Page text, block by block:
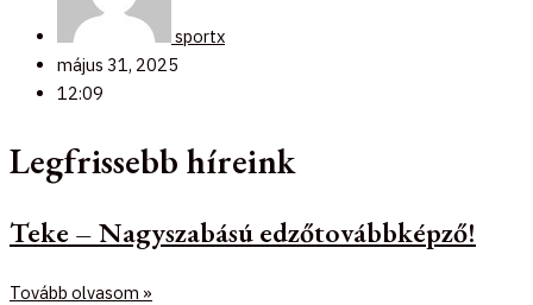
sportx
május 31, 2025
12:09
Legfrissebb híreink
Teke – Nagyszabású edzőtovábbképző!
Tovább olvasom »